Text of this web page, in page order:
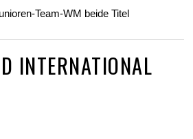
Team-WM beide Titel
INTERNATIONAL